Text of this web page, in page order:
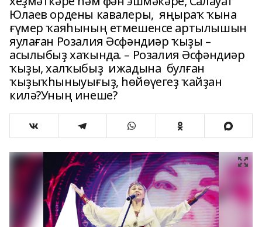
Юлаев ордены кавалеры, яңыраҡ ҡына
ғүмер ҡаяһының етмешенсе артылышын
яулаған Розалия Әсфәндиәр ҡыҙы –
асылыбыҙ хаҡында. – Розалия Әсфәндиәр
ҡыҙы, халҡыбыҙ ижадына булған
ҡыҙыҡһыныуығыҙ, һөйөүегеҙ ҡайҙан
килә?Уның инеше?